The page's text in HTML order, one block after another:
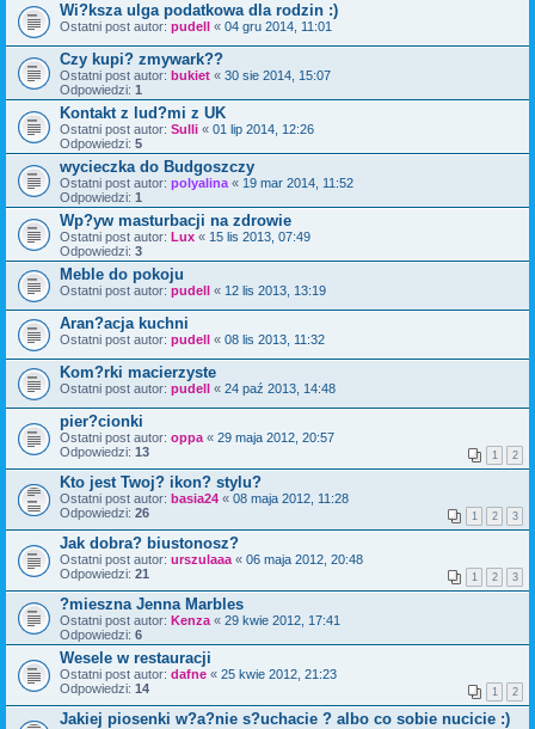
Wi?ksza ulga podatkowa dla rodzin :)
Ostatni post autor: pudell « 04 gru 2014, 11:01
Czy kupi? zmywark??
Ostatni post autor: bukiet « 30 sie 2014, 15:07
Odpowiedzi: 1
Kontakt z lud?mi z UK
Ostatni post autor: Sulli « 01 lip 2014, 12:26
Odpowiedzi: 5
wycieczka do Budgoszczy
Ostatni post autor: polyalina « 19 mar 2014, 11:52
Odpowiedzi: 1
Wp?yw masturbacji na zdrowie
Ostatni post autor: Lux « 15 lis 2013, 07:49
Odpowiedzi: 3
Meble do pokoju
Ostatni post autor: pudell « 12 lis 2013, 13:19
Aran?acja kuchni
Ostatni post autor: pudell « 08 lis 2013, 11:32
Kom?rki macierzyste
Ostatni post autor: pudell « 24 paź 2013, 14:48
pier?cionki
Ostatni post autor: oppa « 29 maja 2012, 20:57
Odpowiedzi: 13 1 2
Kto jest Twoj? ikon? stylu?
Ostatni post autor: basia24 « 08 maja 2012, 11:28
Odpowiedzi: 26 1 2 3
Jak dobra? biustonosz?
Ostatni post autor: urszulaaa « 06 maja 2012, 20:48
Odpowiedzi: 21 1 2 3
?mieszna Jenna Marbles
Ostatni post autor: Kenza « 29 kwie 2012, 17:41
Odpowiedzi: 6
Wesele w restauracji
Ostatni post autor: dafne « 25 kwie 2012, 21:23
Odpowiedzi: 14 1 2
Jakiej piosenki w?a?nie s?uchacie ? albo co sobie nucicie :)